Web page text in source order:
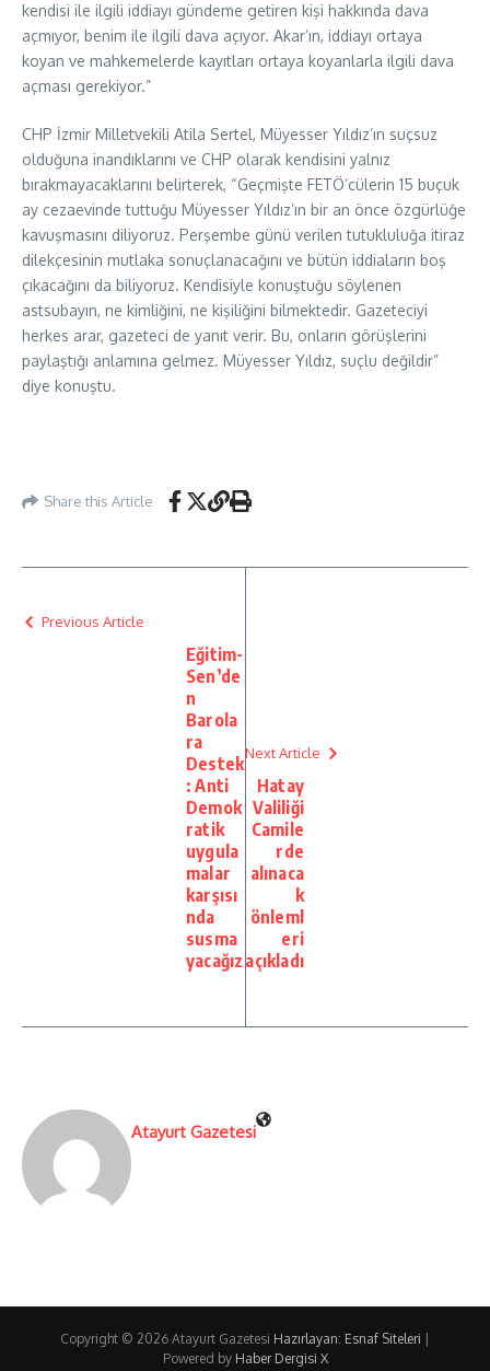
kendisi ile ilgili iddiayı gündeme getiren kişi hakkında dava
açmıyor, benim ile ilgili dava açıyor. Akar’ın, iddiayı ortaya
koyan ve mahkemelerde kayıtları ortaya koyanlarla ilgili dava
açması gerekiyor.”
CHP İzmir Milletvekili Atila Sertel, Müyesser Yıldız’ın suçsuz
olduğuna inandıklarını ve CHP olarak kendisini yalnız
bırakmayacaklarını belirterek, “Geçmişte FETÖ’cülerin 15 buçuk
ay cezaevinde tuttuğu Müyesser Yıldız’ın bir an önce özgürlüğe
kavuşmasını diliyoruz. Perşembe günü verilen tutukluluğa itiraz
dilekçesinin mutlaka sonuçlanacağını ve bütün iddiaların boş
çıkacağını da biliyoruz. Kendisiyle konuştuğu söylenen
astsubayın, ne kimliğini, ne kişiliğini bilmektedir. Gazeteciyi
herkes arar, gazeteci de yanıt verir. Bu, onların görüşlerini
paylaştığı anlamına gelmez. Müyesser Yıldız, suçlu değildir”
diye konuştu.
Share this Article
Previous Article
Eğitim-
Sen’de
n
Barola
ra
Destek
: Anti
Demok
ratik
uygula
malar
karşısı
nda
susma
yacağız
Next Article
Hatay
Valiliği
Camile
rde
alınaca
k
önleml
eri
açıkladı
Atayurt Gazetesi
Copyright © 2026 Atayurt Gazetesi Hazırlayan: Esnaf Siteleri
Powered by Haber Dergisi X